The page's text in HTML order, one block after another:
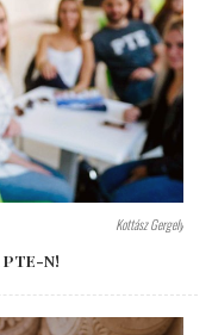
Kottász Gergely
PTE-N!